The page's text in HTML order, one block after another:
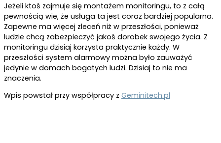
Jeżeli ktoś zajmuje się montażem monitoringu, to z całą
pewnością wie, że usługa ta jest coraz bardziej popularna.
Zapewne ma więcej zleceń niż w przeszłości, ponieważ
ludzie chcą zabezpieczyć jakoś dorobek swojego życia. Z
monitoringu dzisiaj korzysta praktycznie każdy. W
przeszłości system alarmowy można było zauważyć
jedynie w domach bogatych ludzi. Dzisiaj to nie ma
znaczenia.
Wpis powstał przy współpracy z Geminitech.pl